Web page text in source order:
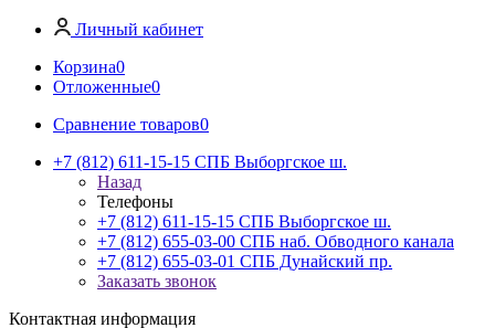
Личный кабинет
Корзина0
Отложенные0
Сравнение товаров0
+7 (812) 611-15-15 СПБ Выборгское ш.
Назад
Телефоны
+7 (812) 611-15-15 СПБ Выборгское ш.
+7 (812) 655-03-00 СПБ наб. Обводного канала
+7 (812) 655-03-01 СПБ Дунайский пр.
Заказать звонок
Контактная информация